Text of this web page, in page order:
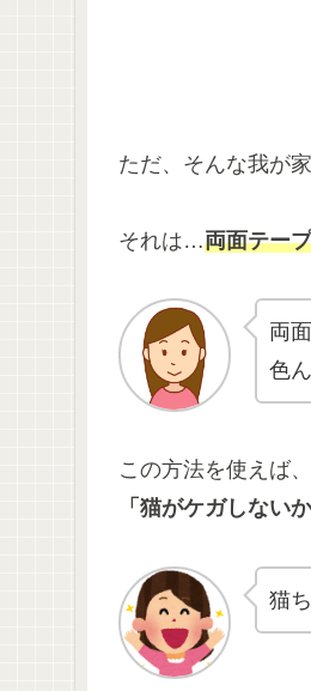
ただ、そんな我が
それは…両面テープ
両
色
この方法を使えば
「猫がケガしない
猫